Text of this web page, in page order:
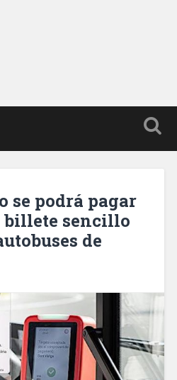
se podrá pagar
billete sencillo
de